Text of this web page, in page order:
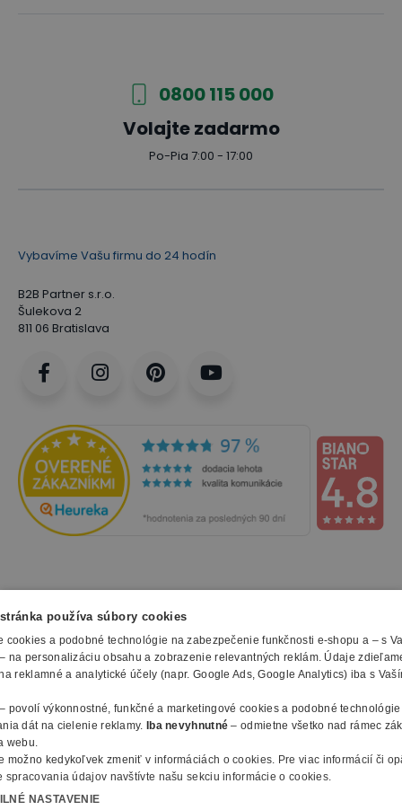
0800 115 000
Volajte zadarmo
Po-Pia 7:00 - 17:00
Vybavíme Vašu firmu do 24 hodín
B2B Partner s.r.o.
Šulekova 2
811 06 Bratislava
NAKUPOVANIE
Všetko o nákupe
Obchodné podmienky
Spôsoby platby
Záruky, servis a reklamácie
Ochrana osobných údajov
Informácie o cookies
Ako nakupovať
SLUŽBY
Reklamačný formulár
E-procurement
Vlastná výroba nábytku
Vyhlásenie o prístupnosti
O FIRME
O nás
Kontakty
Členstvo v organizáciach
© 2010 - 2026 B2B Partner s.r.o. - Všetky práva vyhradené.
Profesionálny e-shop na mieru
používa súbory cookies
cookies a podobné technológie na zabezpečenie funkčnosti e-shopu a – s
na personalizáciu obsahu a zobrazenie relevantných reklám. Údaje
reklamné a analytické účely (napr. Google Ads, Google Analytics) iba s
povolí výkonnostné, funkčné a marketingové cookies a podobné
dát na cielenie reklamy.
Iba nevyhnutné – odmietne všetko nad rámec
webu.
možno kedykoľvek zmeniť v informáciách o cookies. Pre viac informácií či
spracovania údajov navštívte našu sekciu informácie o cookies.
NASTAVENIE